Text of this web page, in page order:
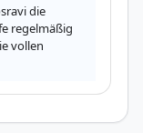
die
regelmäßig
vollen